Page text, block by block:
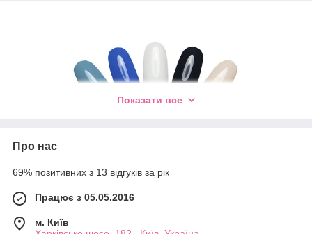
Показати все
Про нас
69% позитивних з 13 відгуків за рік
Працює з 05.05.2016
м. Київ